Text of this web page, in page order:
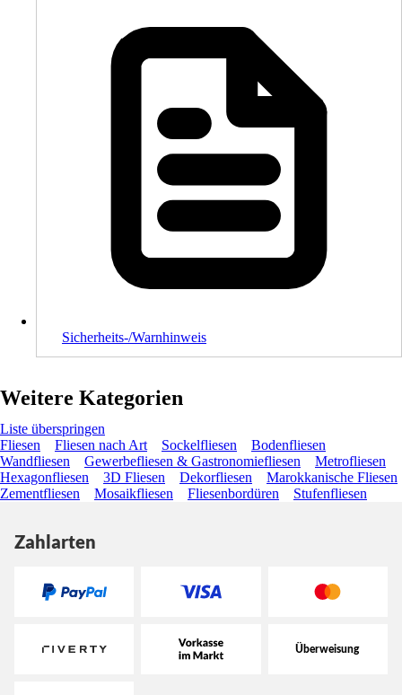
Sicherheits-/Warnhinweis
Weitere Kategorien
Liste überspringen
Fliesen
Fliesen nach Art Sockelfliesen
Bodenfliesen
Wandfliesen
Gewerbefliesen & Gastronomiefliesen
Metrofliesen
Hexagonfliesen
3D Fliesen Dekorfliesen
Marokkanische Fliesen
Zementfliesen
Mosaikfliesen Fliesenbordüren Stufenfliesen
Zahlarten